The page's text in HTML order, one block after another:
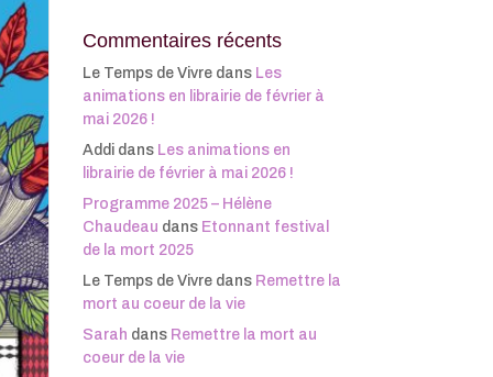
Commentaires récents
Le Temps de Vivredans Les
animations en librairie de février à
mai 2026 !
Addidans Les animations en
librairie de février à mai 2026 !
Programme 2025 – Hélène
Chaudeau dans Etonnant festival
de la mort 2025
Le Temps de Vivredans Remettre la
mort au coeur de la vie
Sarah dans Remettre la mort au
coeur de la vie